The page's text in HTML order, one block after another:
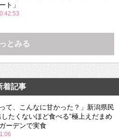
ト」
とみる
着記事
って、こんなに甘かった？」新潟県民
したくないほど食べる”極上えだまめ
ーデンで実食